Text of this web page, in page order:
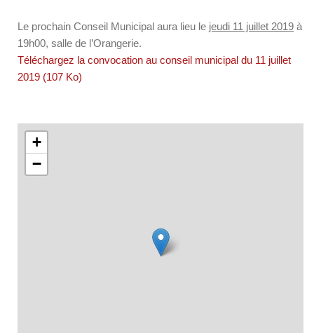
Le prochain Conseil Municipal aura lieu le jeudi 11 juillet 2019 à
19h00, salle de l’Orangerie.
Téléchargez la convocation au conseil municipal du 11 juillet
2019 (107 Ko)
+
−